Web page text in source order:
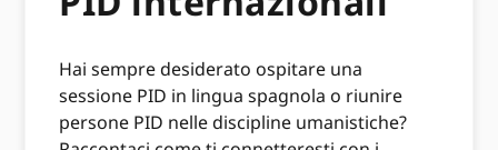
Hai sempre desiderato ospitare una
sessione PID in lingua spagnola o riunire
persone PID nelle discipline umanistiche?